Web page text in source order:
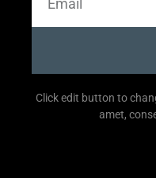
Click edit button to
amet,